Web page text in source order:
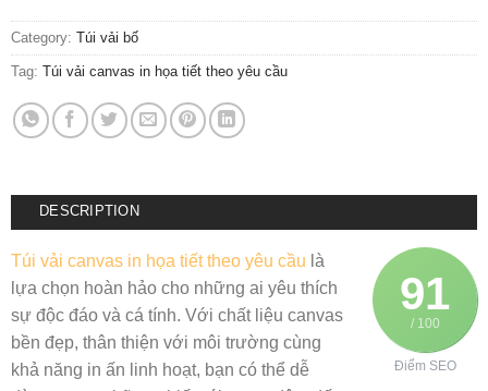
Category: Túi vải bố
Tag: Túi vải canvas in họa tiết theo yêu cầu
DESCRIPTION
91
/ 100
Điểm SEO
Túi vải canvas in họa tiết theo yêu cầu là
lựa chọn hoàn hảo cho những ai yêu thích
sự độc đáo và cá tính. Với chất liệu canvas
bền đẹp, thân thiện với môi trường cùng
khả năng in ấn linh hoạt, bạn có thể dễ